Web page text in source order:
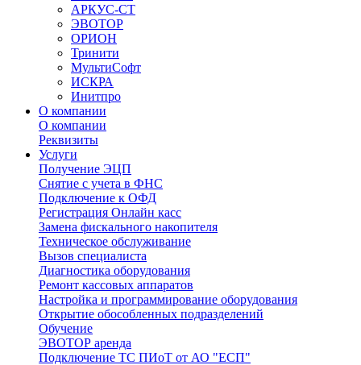
АРКУС-СТ
ЭВОТОР
ОРИОН
Тринити
МультиСофт
ИСКРА
Инитпро
О компании
О компании
Реквизиты
Услуги
Получение ЭЦП
Снятие с учета в ФНС
Подключение к ОФД
Регистрация Онлайн касс
Замена фискального накопителя
Техническое обслуживание
Вызов специалиста
Диагностика оборудования
Ремонт кассовых аппаратов
Настройка и программирование оборудования
Открытие обособленных подразделений
Обучение
ЭВОТОР аренда
Подключение ТС ПИоТ от АО "ЕСП"